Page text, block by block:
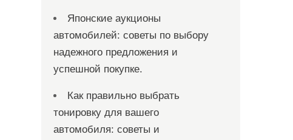
Японские аукционы
автомобилей: советы по выбору
надежного предложения и
успешной покупке.
Как правильно выбрать
тонировку для вашего
автомобиля: советы и